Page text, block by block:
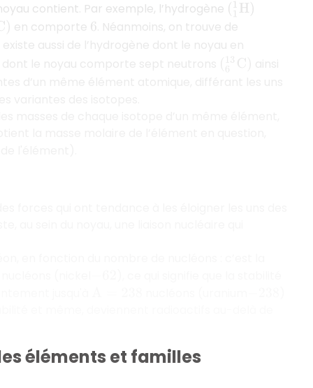
contient. Par exemple, l’hydrogène ( 11 H)
C) en comporte 6 . Néanmoins, on trouve de
éléments et familles